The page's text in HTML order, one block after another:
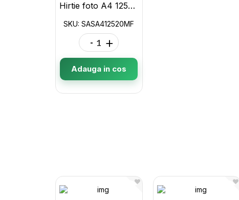
Hirtie foto A4 125um 20file Art Metallic Film Sandy Silver SASA412520MF
SKU: SASA412520MF
- +
Adauga in cos